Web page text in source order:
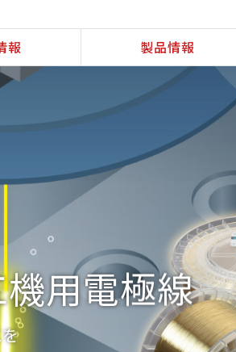
報 製品情報
お応えします。
用電極線
現！